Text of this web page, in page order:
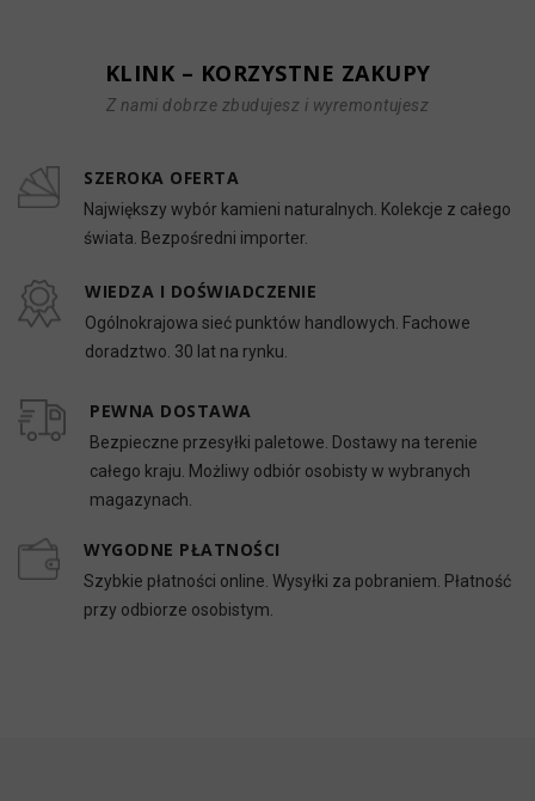
KLINK – KORZYSTNE ZAKUPY
Z nami dobrze zbudujesz i wyremontujesz
SZEROKA OFERTA
Największy wybór kamieni naturalnych. Kolekcje z całego
świata. Bezpośredni importer.
WIEDZA I DOŚWIADCZENIE
Ogólnokrajowa sieć punktów handlowych. Fachowe
doradztwo. 30 lat na rynku.
PEWNA DOSTAWA
Bezpieczne przesyłki paletowe. Dostawy na terenie
całego kraju. Możliwy odbiór osobisty w wybranych
magazynach.
WYGODNE PŁATNOŚCI
Szybkie płatności online. Wysyłki za pobraniem. Płatność
przy odbiorze osobistym.